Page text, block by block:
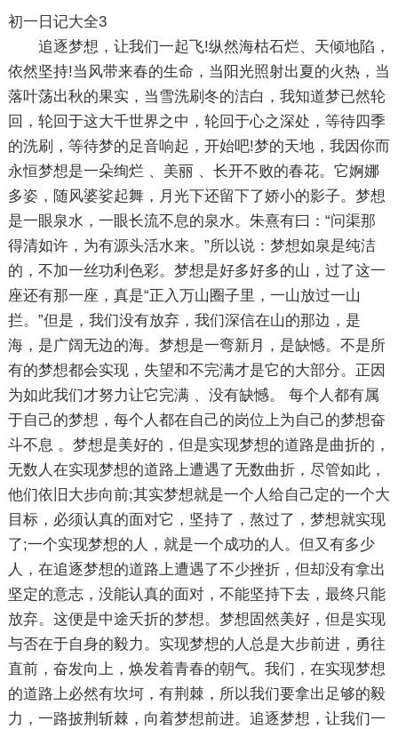
初一日记大全3
追逐梦想，让我们一起飞!纵然海枯石烂、天倾地陷，
依然坚持!当风带来春的生命，当阳光照射出夏的火热，当
落叶荡出秋的果实，当雪洗刷冬的洁白，我知道梦已然轮
回，轮回于这大千世界之中，轮回于心之深处，等待四季
的洗刷，等待梦的足音响起，开始吧!梦的天地，我因你而
永恒梦想是一朵绚烂 、美丽 、长开不败的春花。它婀娜
多姿，随风婆娑起舞，月光下还留下了娇小的影子。梦想
是一眼泉水，一眼长流不息的泉水。朱熹有曰：“问渠那
得清如许，为有源头活水来。”所以说：梦想如泉是纯洁
的，不加一丝功利色彩。梦想是好多好多的山，过了这一
座还有那一座，真是“正入万山圈子里，一山放过一山
拦。”但是，我们没有放弃，我们深信在山的那边，是
海，是广阔无边的海。梦想是一弯新月，是缺憾。不是所
有的梦想都会实现，失望和不完满才是它的大部分。正因
为如此我们才努力让它完满 、没有缺憾。 每个人都有属
于自己的梦想，每个人都在自己的岗位上为自己的梦想奋
斗不息 。梦想是美好的，但是实现梦想的道路是曲折的，
无数人在实现梦想的道路上遭遇了无数曲折，尽管如此，
他们依旧大步向前;其实梦想就是一个人给自己定的一个大
目标，必须认真的面对它，坚持了，熬过了，梦想就实现
了;一个实现梦想的人，就是一个成功的人。但又有多少
人，在追逐梦想的道路上遭遇了不少挫折，但却没有拿出
坚定的意志，没能认真的面对，不能坚持下去，最终只能
放弃。这便是中途夭折的梦想。梦想固然美好，但是实现
与否在于自身的毅力。实现梦想的人总是大步前进，勇往
直前，奋发向上，焕发着青春的朝气。我们，在实现梦想
的道路上必然有坎坷，有荆棘，所以我们要拿出足够的毅
力，一路披荆斩棘，向着梦想前进。追逐梦想，让我们一